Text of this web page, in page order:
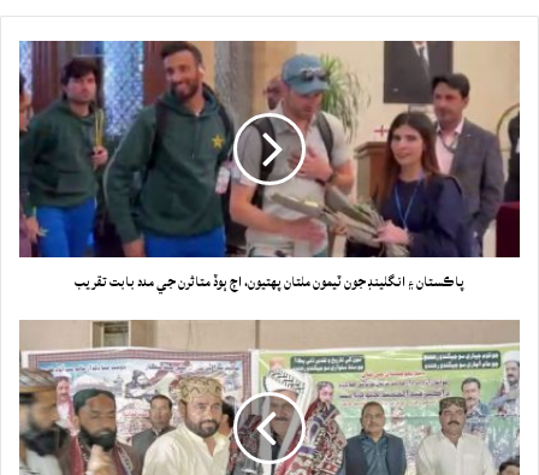
پاڪستان ۽ انگلينڊ جون ٽيمون ملتان پهتيون، اڄ ٻوڏ متاثرن جي مدد بابت تقريب